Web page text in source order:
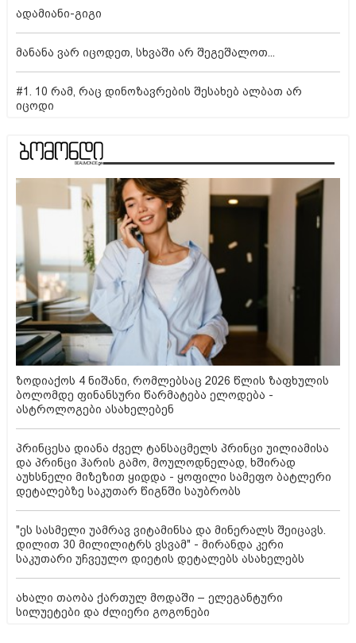
ადამიანი-გიგი
მანანა ვარ იცოდეთ, სხვაში არ შეგეშალოთ...
#1. 10 რამ, რაც დინოზავრების შესახებ ალბათ არ
იცოდი
ზოდიაქოს 4 ნიშანი, რომლებსაც 2026 წლის ზაფხულის
ბოლომდე ფინანსური წარმატება ელოდება -
ასტროლოგები ასახელებენ
პრინცესა დიანა ძველ ტანსაცმელს პრინცი უილიამისა
და პრინცი ჰარის გამო, მოულოდნელად, ხშირად
აუხსნელი მიზეზით ყიდდა - ყოფილი სამეფო ბატლერი
დეტალებზე საკუთარ წიგნში საუბრობს
"ეს სასმელი უამრავ ვიტამინსა და მინერალს შეიცავს.
დილით 30 მილილიტრს ვსვამ" - მირანდა კერი
საკუთარი უჩვეულო დიეტის დეტალებს ასახელებს
ახალი თაობა ქართულ მოდაში – ელეგანტური
სილუეტები და ძლიერი გოგონები